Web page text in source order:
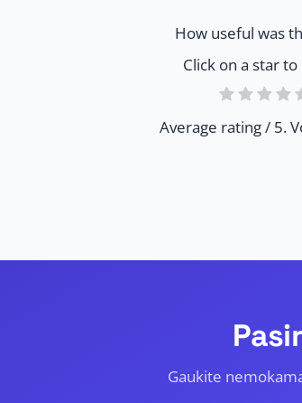
How useful was
Click on a star
Average rating/ 5.
Gaukite